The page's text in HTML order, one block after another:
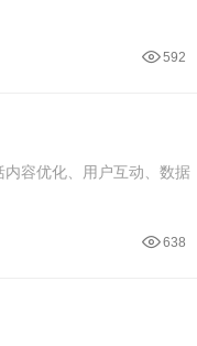
592
容优化、用户互动、数据
638